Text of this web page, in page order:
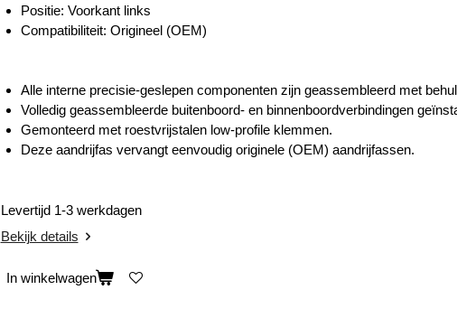
Positie: Voorkant links
Compatibiliteit: Origineel (OEM)
Alle interne precisie-geslepen componenten zijn geassembleerd met
Volledig geassembleerde buitenboord- en binnenboordverbindingen
Gemonteerd met roestvrijstalen low-profile klemmen.
Deze aandrijfas vervangt eenvoudig originele (OEM) aandrijfassen.
Levertijd 1-3 werkdagen
Bekijk details
In winkelwagen